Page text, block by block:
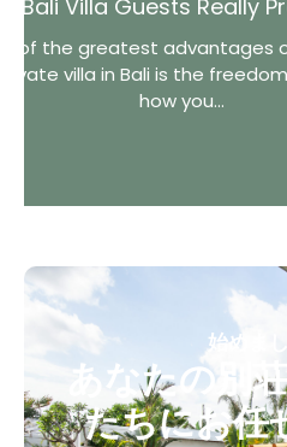
in
Bali is one of
始めまし
あなたの別
たちにお任